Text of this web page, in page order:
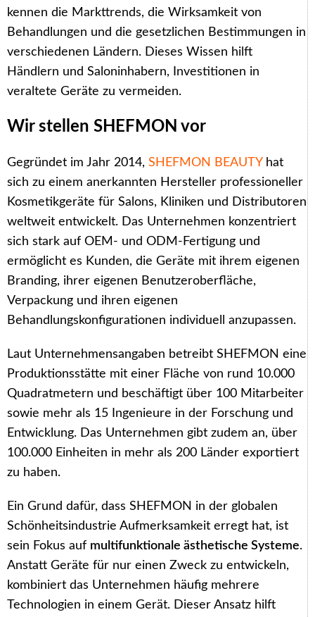
kennen die Markttrends, die Wirksamkeit von
Behandlungen und die gesetzlichen Bestimmungen in
verschiedenen Ländern. Dieses Wissen hilft
Händlern und Saloninhabern, Investitionen in
veraltete Geräte zu vermeiden.
Wir stellen SHEFMON vor
Gegründet im Jahr 2014, SHEFMON BEAUTYhat
sich zu einem anerkannten Hersteller professioneller
Kosmetikgeräte für Salons, Kliniken und Distributoren
weltweit entwickelt. Das Unternehmen konzentriert
sich stark auf OEM- und ODM-Fertigung und
ermöglicht es Kunden, die Geräte mit ihrem eigenen
Branding, ihrer eigenen Benutzeroberfläche,
Verpackung und ihren eigenen
Behandlungskonfigurationen individuell anzupassen.
Laut Unternehmensangaben betreibt SHEFMON eine
Produktionsstätte mit einer Fläche von rund 10.000
Quadratmetern und beschäftigt über 100 Mitarbeiter
sowie mehr als 15 Ingenieure in der Forschung und
Entwicklung. Das Unternehmen gibt zudem an, über
100.000 Einheiten in mehr als 200 Länder exportiert
zu haben.
Ein Grund dafür, dass SHEFMON in der globalen
Schönheitsindustrie Aufmerksamkeit erregt hat, ist
sein Fokus auf multifunktionale ästhetische Systeme.
Anstatt Geräte für nur einen Zweck zu entwickeln,
kombiniert das Unternehmen häufig mehrere
Technologien in einem Gerät. Dieser Ansatz hilft